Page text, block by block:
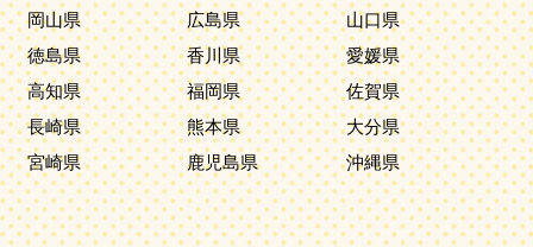
岡山県
広島県
山口県
徳島県
香川県
愛媛県
高知県
福岡県
佐賀県
長崎県
熊本県
大分県
宮崎県
鹿児島県 沖縄県